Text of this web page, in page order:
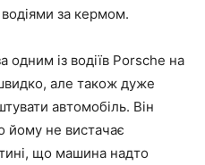
за кермом.
одним із водіїв Porsche на
але також дуже
автомобіль. Він
йому не вистачає
що машина надто